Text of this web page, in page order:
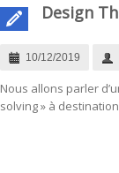
Design
10/12/2019
Nous allons parler
solving » à destination